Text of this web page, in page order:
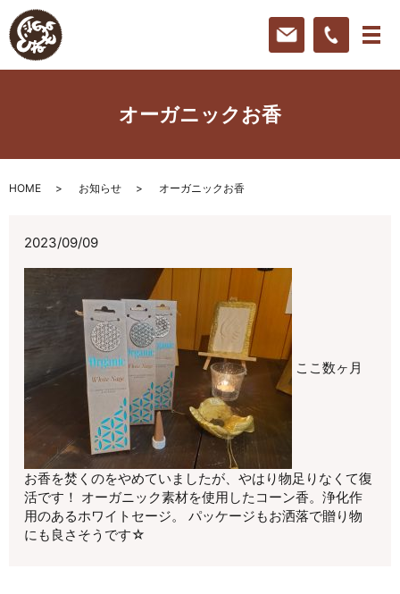
オーガニックお香
HOME お知らせ オーガニックお香
2023/09/09
ここ数ヶ月
お香を焚くのをやめていましたが、やはり物足りなくて復
活です！ オーガニック素材を使用したコーン香。浄化作
用のあるホワイトセージ。 パッケージもお洒落で贈り物
にも良さそうです☆